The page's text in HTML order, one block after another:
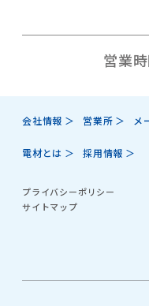
営業
会社情報 営業所 メ
電材とは 採用情報
プライバシーポリシー
サイトマップ